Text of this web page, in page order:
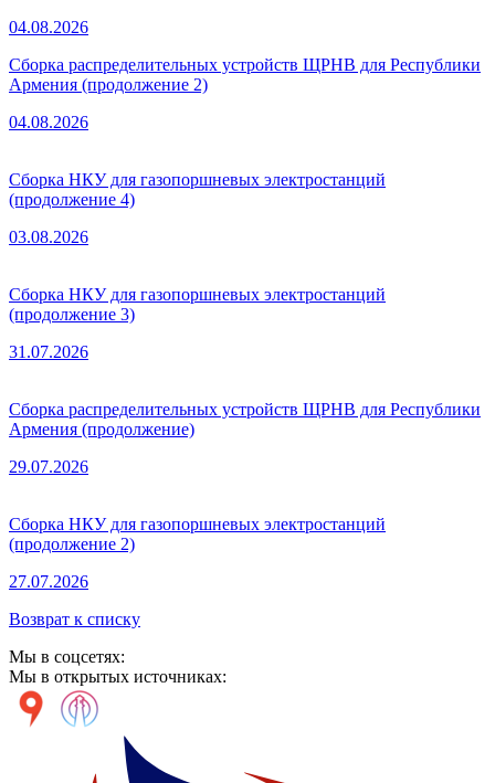
04.08.2026
Сборка распределительных устройств ЩРНВ для Республики
Армения (продолжение 2)
04.08.2026
Сборка НКУ для газопоршневых электростанций
(продолжение 4)
03.08.2026
Сборка НКУ для газопоршневых электростанций
(продолжение 3)
31.07.2026
Сборка распределительных устройств ЩРНВ для Республики
Армения (продолжение)
29.07.2026
Сборка НКУ для газопоршневых электростанций
(продолжение 2)
27.07.2026
Возврат к списку
Мы в соцсетях:
Мы в открытых источниках: